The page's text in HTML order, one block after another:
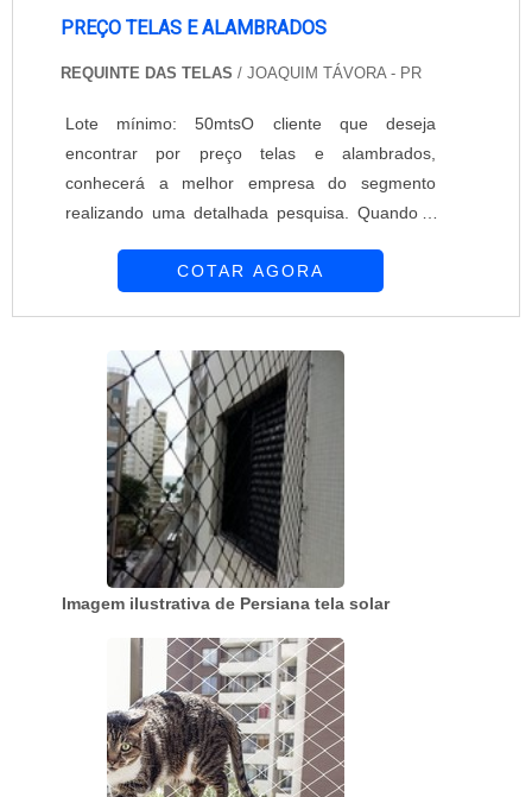
PREÇO TELAS E ALAMBRADOS
REQUINTE DAS TELAS / JOAQUIM TÁVORA - PR
Lote mínimo: 50mtsO cliente que deseja
encontrar por preço telas e alambrados,
conhecerá a melhor empresa do segmento
realizando uma detalhada pesquisa. Quando o
melhor mão de obra da Requinte das Telas
de cada cliente.MAIS SOBRE PREÇO TELAS E
ALAMBRADOSHá muitas maneiras eficientes de
demonstrar competência e ex...
COTAR AGORA
Imagem ilustrativa de Persiana tela solar